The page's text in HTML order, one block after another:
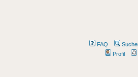
FAQ
Profil